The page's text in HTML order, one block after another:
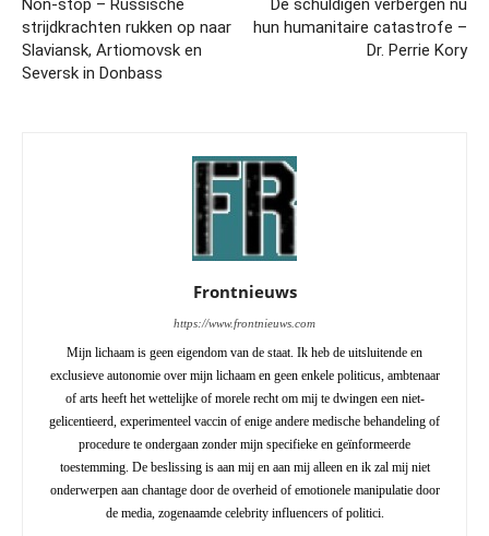
strijdkrachten rukken op naar
Slaviansk, Artiomovsk en
Seversk in Donbass
hun humanitaire catastrofe –
Dr. Perrie Kory
Frontnieuws
https://www.frontnieuws.com
Mijn lichaam is geen eigendom van de staat. Ik heb de uitsluitende en
exclusieve autonomie over mijn lichaam en geen enkele politicus, ambtenaar
of arts heeft het wettelijke of morele recht om mij te dwingen een niet-
gelicentieerd, experimenteel vaccin of enige andere medische behandeling of
procedure te ondergaan zonder mijn specifieke en geïnformeerde
toestemming. De beslissing is aan mij en aan mij alleen en ik zal mij niet
onderwerpen aan chantage door de overheid of emotionele manipulatie door
de media, zogenaamde celebrity influencers of politici.